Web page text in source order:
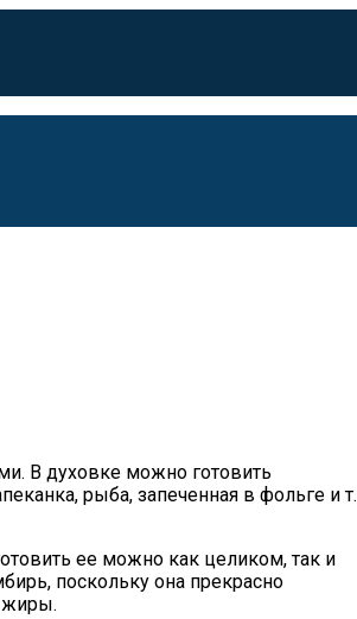
В духовке можно готовить
рыба, запеченная в фольге и т.
ее можно как целиком, так и
поскольку она прекрасно
жиры.